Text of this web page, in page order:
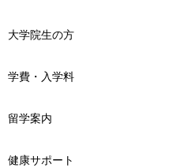
大学院生の方
学費・入学料
留学案内
健康サポート